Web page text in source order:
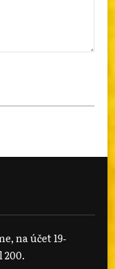
na účet 19‐
200.